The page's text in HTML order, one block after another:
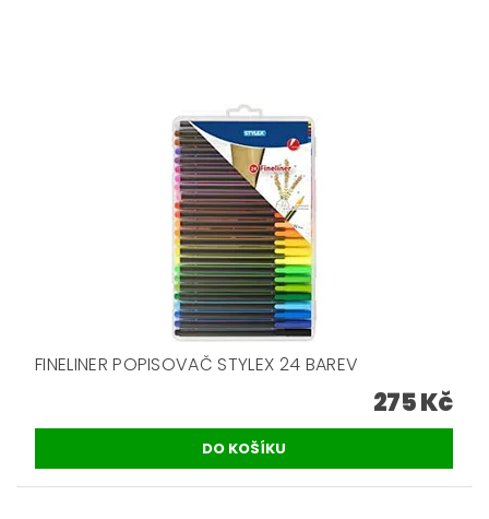
FINELINER POPISOVAČ STYLEX 24 BAREV
275 Kč